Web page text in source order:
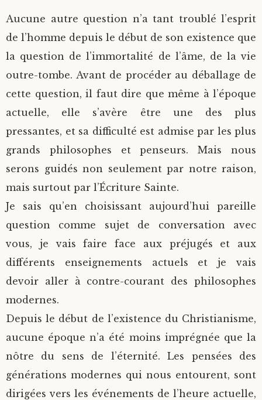
Archimandrite Nathanaël (Pospelov)
Père Héliodore
Aucune autre question n’a tant troublé l’esprit
de l’homme depuis le début de son existence que
la question de l’immortalité de l’âme, de la vie
outre-tombe. Avant de procéder au déballage de
cette question, il faut dire que même à l’époque
actuelle, elle s’avère être une des plus
pressantes, et sa difficulté est admise par les plus
grands philosophes et penseurs. Mais nous
serons guidés non seulement par notre raison,
mais surtout par l’Écriture Sainte.
Je sais qu’en choisissant aujourd’hui pareille
question comme sujet de conversation avec
vous, je vais faire face aux préjugés et aux
différents enseignements actuels et je vais
devoir aller à contre-courant des philosophes
modernes.
Depuis le début de l’existence du Christianisme,
aucune époque n’a été moins imprégnée que la
nôtre du sens de l’éternité. Les pensées des
générations modernes qui nous entourent, sont
dirigées vers les événements de l’heure actuelle,